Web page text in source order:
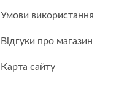
Умови використання
Відгуки про магазин
Карта сайту